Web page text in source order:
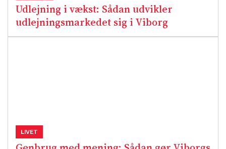
Udlejning i vækst: Sådan udvikler
udlejningsmarkedet sig i Viborg
LIVET